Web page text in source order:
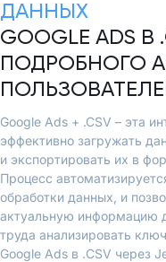
ДАННЫХ
GOOGLE ADS В
ПОДРОБНОГО
Google Ads + .CSV – эта
эффективно загружать
и экспортировать их в
Процесс
обработки данных, и
актуальную информацию
труда анализировать
Google Ads в .CSV через